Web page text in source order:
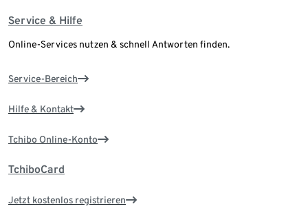
Service & Hilfe
Online-Services nutzen & schnell Antworten finden.
Service-Bereich
Hilfe & Kontakt
Tchibo Online-Konto
TchiboCard
Jetzt kostenlos registrieren